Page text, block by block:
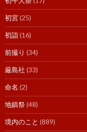
初宮(25)
初詣(16)
前撮り (34)
厳島社 (33)
命名 (2)
地鎮祭(48)
境内のこと (889)